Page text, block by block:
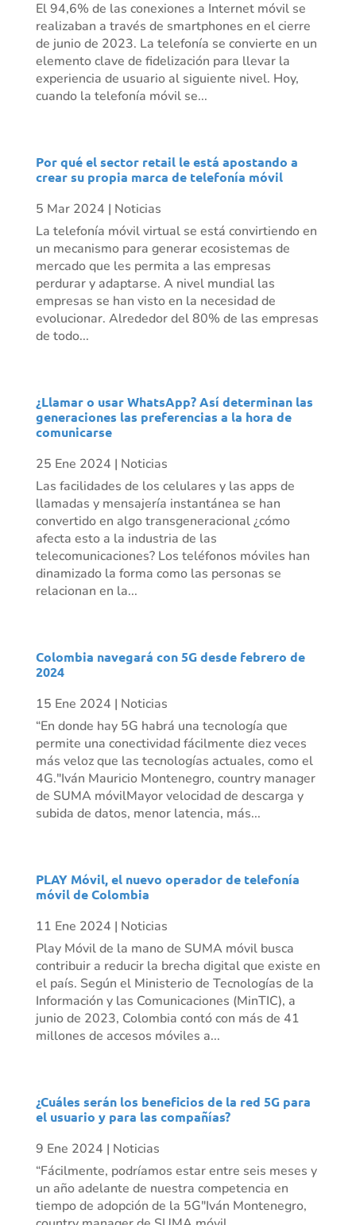
El 94,6% de las conexiones a Internet móvil se
realizaban a través de smartphones en el cierre
de junio de 2023. La telefonía se convierte en un
elemento clave de fidelización para llevar la
experiencia de usuario al siguiente nivel. Hoy,
cuando la telefonía móvil se...
Por qué el sector retail le está apostando a
crear su propia marca de telefonía móvil
5 Mar 2024 | Noticias
La telefonía móvil virtual se está convirtiendo en
un mecanismo para generar ecosistemas de
mercado que les permita a las empresas
perdurar y adaptarse. A nivel mundial las
empresas se han visto en la necesidad de
evolucionar. Alrededor del 80% de las empresas
de todo...
¿Llamar o usar WhatsApp? Así determinan las
generaciones las preferencias a la hora de
comunicarse
25 Ene 2024 | Noticias
Las facilidades de los celulares y las apps de
llamadas y mensajería instantánea se han
convertido en algo transgeneracional ¿cómo
afecta esto a la industria de las
telecomunicaciones? Los teléfonos móviles han
dinamizado la forma como las personas se
relacionan en la...
Colombia navegará con 5G desde febrero de
2024
15 Ene 2024 | Noticias
“En donde hay 5G habrá una tecnología que
permite una conectividad fácilmente diez veces
más veloz que las tecnologías actuales, como el
4G."Iván Mauricio Montenegro, country manager
de SUMA móvilMayor velocidad de descarga y
subida de datos, menor latencia, más...
PLAY Móvil, el nuevo operador de telefonía
móvil de Colombia
11 Ene 2024 | Noticias
Play Móvil de la mano de SUMA móvil busca
contribuir a reducir la brecha digital que existe en
el país. Según el Ministerio de Tecnologías de la
Información y las Comunicaciones (MinTIC), a
junio de 2023, Colombia contó con más de 41
millones de accesos móviles a...
¿Cuáles serán los beneficios de la red 5G para
el usuario y para las compañías?
9 Ene 2024 | Noticias
“Fácilmente, podríamos estar entre seis meses y
un año adelante de nuestra competencia en
tiempo de adopción de la 5G"Iván Montenegro,